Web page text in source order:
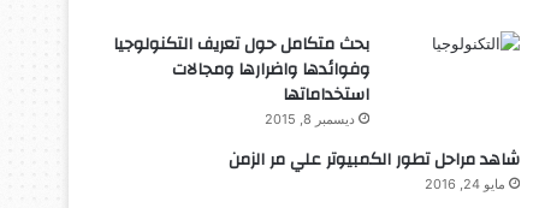
بحث متكامل حول تعريف التكنولوجيا
وفوائدها واضرارها ومجالات
استخداماتها
ديسمبر 8, 2015
شاهد مراحل تطور الكمبيوتر علي مر الزمن
مايو 24, 2016